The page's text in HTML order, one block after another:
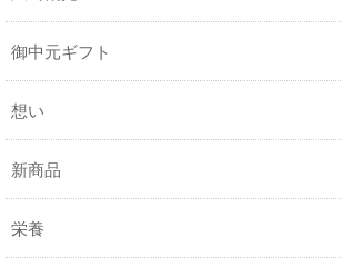
御中元ギフト
想い
新商品
栄養